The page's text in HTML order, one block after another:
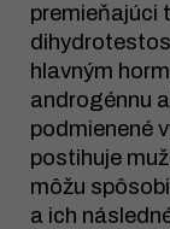
premieňajúci
hlavným
androgénnu
podmienené
postihuje
môžu
a ich